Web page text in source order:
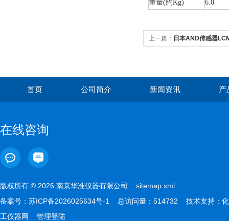
重量(约Kg) 6.0
上一篇： 日本AND传感器
首页 公司简介 新闻资讯 产
在线咨询
版权所有 © 2026 南京华准仪器有限公司 sitemap.xml
备案号： 苏ICP备2026025634号-1 总访问量：514732 技术支持： 化
工仪器网
管理登陆